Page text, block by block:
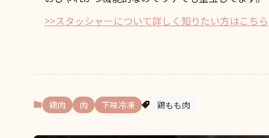
>>スタッシャーについて詳しく知りたい方はこちら
鶏肉 肉 下味冷凍 鶏もも肉